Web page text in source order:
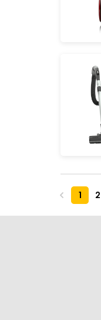
1 2